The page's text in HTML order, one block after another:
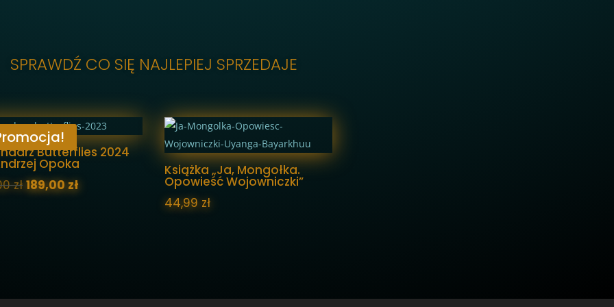
SPRAWDŹ CO SIĘ NAJLEPIEJ SPRZEDAJE
Butterflies 2024
Opoka
złPierwotna
189,00złAktualna
Książka „Ja, Mongołka.
Opowieść Wojowniczki”
44,99 zł